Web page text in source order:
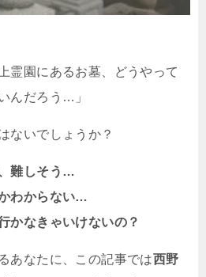
霊園にあるお墓、どうやって
んだろう…」
ないでしょうか？
難しそう…
わからない…
かなきゃいけないの？
あなたに、この記事では西野